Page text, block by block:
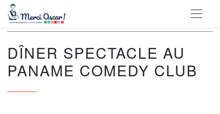
DÎNER SPECTACLE AU
PANAME COMEDY CLUB